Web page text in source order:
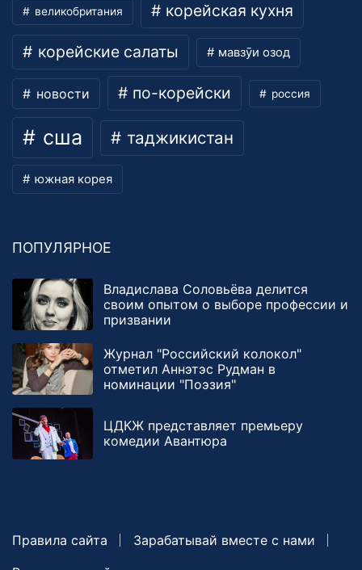
великобритания корейская кухня
корейские салаты мавзӯи озод
новости по-корейски россия
сша таджикистан
южная корея
ПОПУЛЯРНОЕ
Владислава Соловьёва делится
своим опытом о выборе профессии и
призвании
Журнал "Российский колокол"
отметил Аннэтэс Рудман в
номинации "Поэзия"
ЦДКЖ представляет премьеру
комедии Авантюра
Правила сайта
Зарабатывай вместе с нами